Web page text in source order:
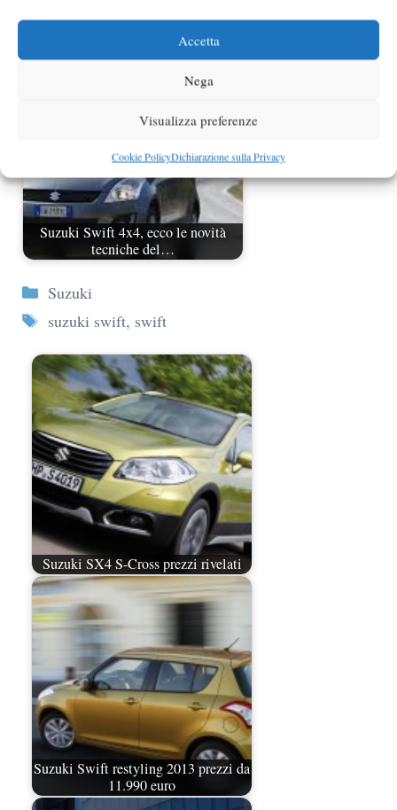
Accetta
Nega
Visualizza preferenze
Cookie PolicyDichiarazione sulla Privacy
Suzuki Swift 4x4, ecco le novità
tecniche del…
Categorie
Suzuki
Tag
suzuki swift, swift
Suzuki SX4 S-Cross prezzi rivelati
Suzuki Swift restyling 2013 prezzi da
11.990 euro